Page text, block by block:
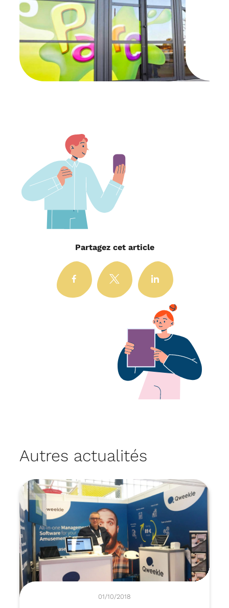
Partagez cet article
Autres actualités
01/10/2018